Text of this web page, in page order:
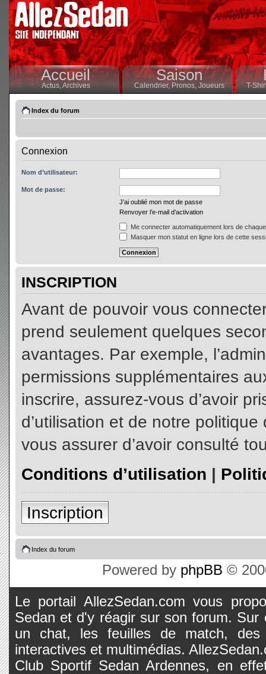
Accueil
Actus,Archives
Saison
Calendrier,Pronos, Joueurs T-
Index du forum
Connexion
Nom d’utilisateur:
Mot de passe:
J’ai oublié mon mot de passe
Renvoyer l’e-mail d’activation
Me connecter automatiquement lors de
Masquer mon statut en ligne lors de cette
INSCRIPTION
Avant de pouvoir vous
prend seulement quelques
avantages. Par exemple,
permissions supplémentaires
inscrire, assurez-vous d’avoir
d’utilisation et de notre
vous assurer d’avoir consulté
Conditions d’utilisation |
Inscription
Index du forum
Powered by phpBB ©
Le portail AllezSedan.com vous
Sedan et d'y réagir sur son forum.
un chat, les feuilles de match, des
interactives et multimédias.
Club Sportif Sedan Ardennes, en